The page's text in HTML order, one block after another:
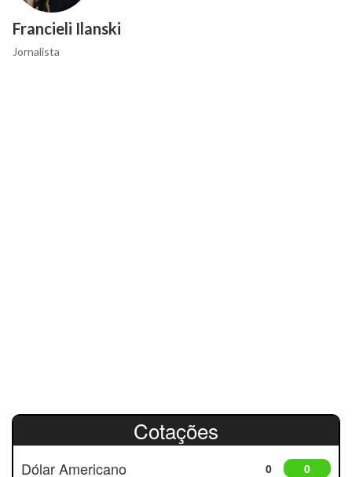
Francieli Ilanski
Jornalista
Cotações
Dólar Americano 0 0